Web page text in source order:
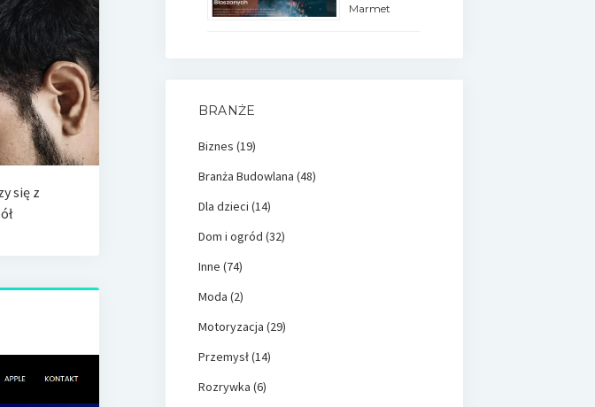
się z
Marmet
BRANŻE
Biznes (19)
Branża Budowlana (48)
Dla dzieci (14)
Dom i ogród (32)
Inne (74)
Moda (2)
Motoryzacja (29)
Przemysł(14)
Rozrywka (6)